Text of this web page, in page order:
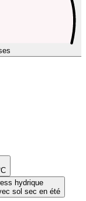
hydrique
sol sec en été